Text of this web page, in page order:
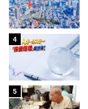
4
5